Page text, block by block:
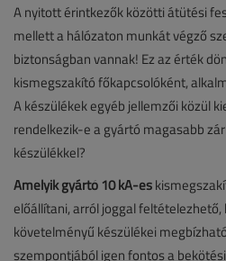
A nyitott érintkezők közötti átütési
mellett a hálózaton munkát végző
biztonságban vannak! Ez az érték
kismegszakító főkapcsolóként,
A készülékek egyéb jellemzői közül
rendelkezik-e a gyártó magasabb
készülékkel?
Amelyik gyártó 10 kA-es
előállítani, arról joggal feltételezhető,
követelményű készülékei
szempontjából igen fontos a